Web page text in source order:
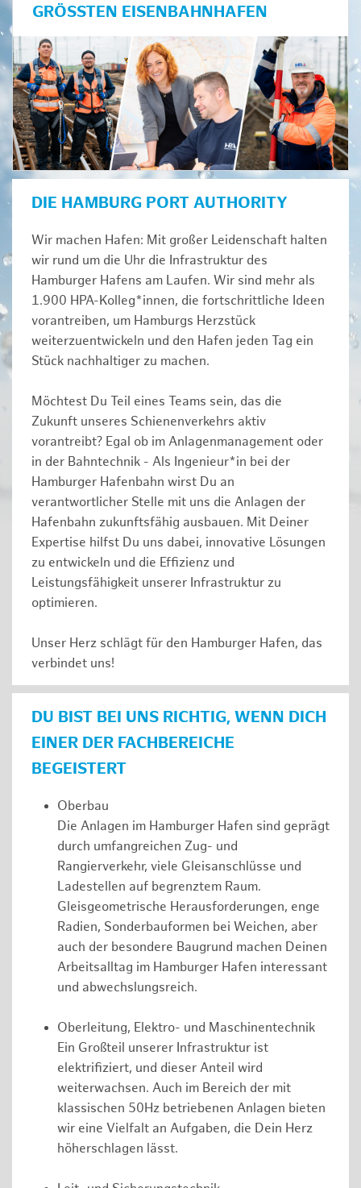
GRÖSSTEN EISENBAHNHAFEN
DIE HAMBURG PORT AUTHORITY
Wir machen Hafen: Mit großer Leidenschaft halten
wir rund um die Uhr die Infrastruktur des
Hamburger Hafens am Laufen. Wir sind mehr als
1.900 HPA-Kolleg*innen, die fortschrittliche Ideen
vorantreiben, um Hamburgs Herzstück
weiterzuentwickeln und den Hafen jeden Tag ein
Stück nachhaltiger zu machen.
Möchtest Du Teil eines Teams sein, das die
Zukunft unseres Schienenverkehrs aktiv
vorantreibt? Egal ob im Anlagenmanagement oder
in der Bahntechnik - Als Ingenieur*in bei der
Hamburger Hafenbahn wirst Du an
verantwortlicher Stelle mit uns die Anlagen der
Hafenbahn zukunftsfähig ausbauen. Mit Deiner
Expertise hilfst Du uns dabei, innovative Lösungen
zu entwickeln und die Effizienz und
Leistungsfähigkeit unserer Infrastruktur zu
optimieren.
Unser Herz schlägt für den Hamburger Hafen, das
verbindet uns!
DU BIST BEI UNS RICHTIG, WENN DICH
EINER DER FACHBEREICHE
BEGEISTERT
Oberbau
Die Anlagen im Hamburger Hafen sind geprägt
durch umfangreichen Zug- und
Rangierverkehr, viele Gleisanschlüsse und
Ladestellen auf begrenztem Raum.
Gleisgeometrische Herausforderungen, enge
Radien, Sonderbauformen bei Weichen, aber
auch der besondere Baugrund machen Deinen
Arbeitsalltag im Hamburger Hafen interessant
und abwechslungsreich.
Oberleitung, Elektro- und Maschinentechnik
Ein Großteil unserer Infrastruktur ist
elektrifiziert, und dieser Anteil wird
weiterwachsen. Auch im Bereich der mit
klassischen 50Hz betriebenen Anlagen bieten
wir eine Vielfalt an Aufgaben, die Dein Herz
höherschlagen lässt.